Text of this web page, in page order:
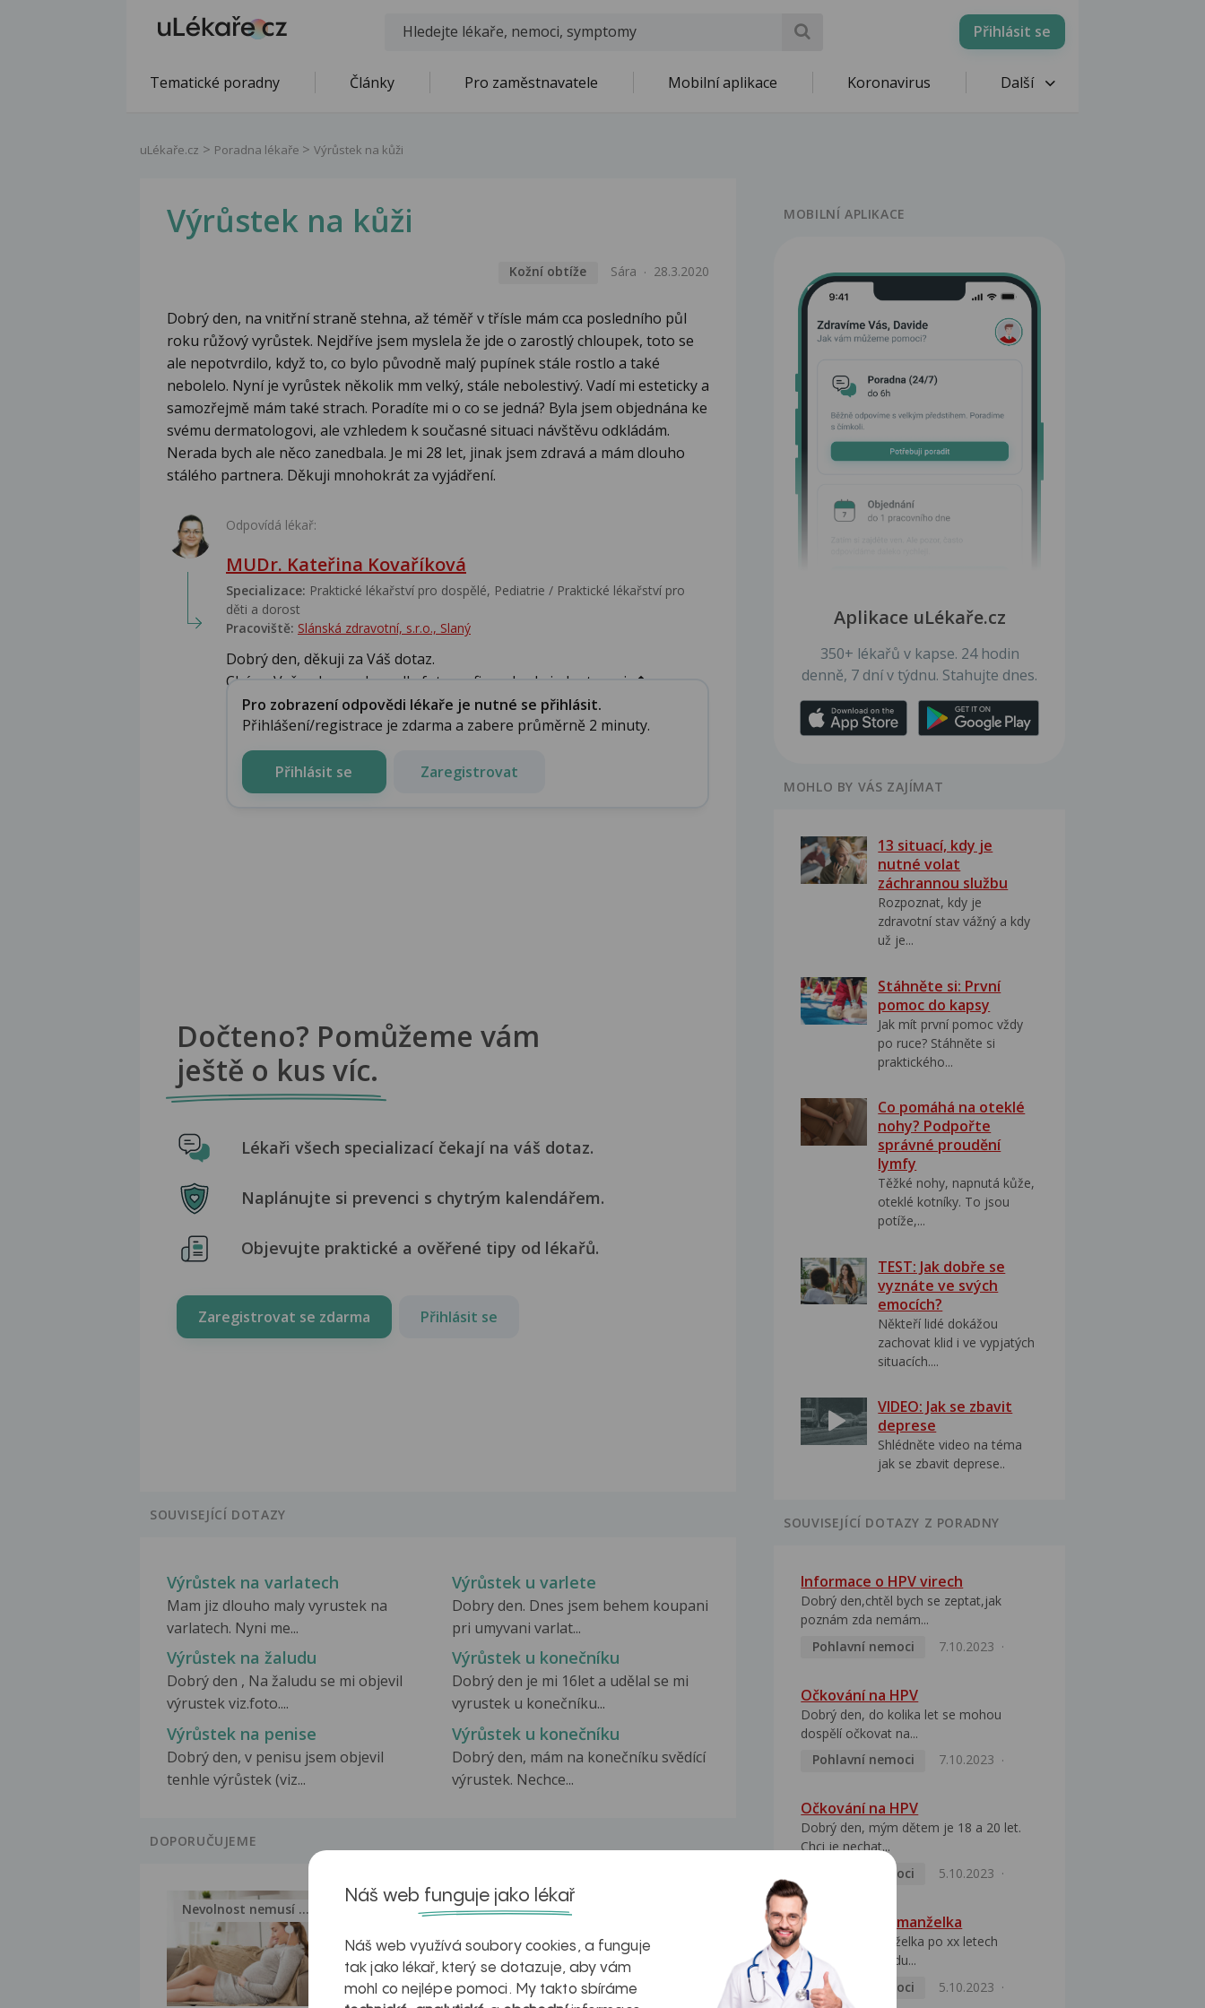
Přihlásit se
Tematické poradny Články Pro zaměstnavatele Mobilní aplikace Koronavirus Další
uLékaře.cz Poradna lékaře Výrůstek na kůži
Výrůstek na kůži
Kožní obtíže Sára 28.3.2020
Dobrý den, na vnitřní straně stehna, až téměř v třísle mám cca posledního půl
roku růžový vyrůstek. Nejdříve jsem myslela že jde o zarostlý chloupek, toto se
ale nepotvrdilo, když to, co bylo původně malý pupínek stále rostlo a také
nebolelo. Nyní je vyrůstek několik mm velký, stále nebolestivý. Vadí mi esteticky a
samozřejmě mám také strach. Poradíte mi o co se jedná? Byla jsem objednána ke
svému dermatologovi, ale vzhledem k současné situaci návštěvu odkládám.
Nerada bych ale něco zanedbala. Je mi 28 let, jinak jsem zdravá a mám dlouho
stálého partnera. Děkuji mnohokrát za vyjádření.
Odpovídá lékař:
MUDr. Kateřina Kovaříková
Specializace: Praktické lékařství pro dospělé, Pediatrie / Praktické lékařství pro
děti a dorost
Pracoviště: Slánská zdravotní, s.r.o., Slaný
Dobrý den, děkuji za Váš dotaz.
Chápu Vaše obavy, ale podle fotografie se bude jednat s nejv�...
Pro zobrazení odpovědi lékaře je nutné se přihlásit.
Přihlášení/registrace je zdarma a zabere průměrně 2 minuty.
Přihlásit se Zaregistrovat
Dočteno? Pomůžeme vám
ještě o kus víc.
Lékaři všech specializací čekají na váš dotaz.
Naplánujte si prevenci s chytrým kalendářem.
Objevujte praktické a ověřené tipy od lékařů.
Zaregistrovat se zdarma Přihlásit se
SOUVISEJÍCÍ DOTAZY
Výrůstek na varlatech
Mam jiz dlouho maly vyrustek na
varlatech. Nyni me...
Výrůstek u varlete
Dobry den. Dnes jsem behem koupani
pri umyvani varlat...
Výrůstek na žaludu
Dobrý den , Na žaludu se mi objevil
výrustek viz.foto....
Výrůstek u konečníku
Dobrý den je mi 16let a udělal se mi
vyrustek u konečníku...
Výrůstek na penise
Dobrý den, v penisu jsem objevil
tenhle výrůstek (viz...
Výrůstek u konečníku
Dobrý den, mám na konečníku svědící
výrustek. Nechce...
DOPORUČUJEME
Nevolnost nemusí být nutnou... Jak na zdravá játra?
MOBILNÍ APLIKACE
Aplikace uLékaře.cz
350+ lékařů v kapse. 24 hodin
denně, 7 dní v týdnu. Stahujte dnes.
MOHLO BY VÁS ZAJÍMAT
13 situací, kdy je
nutné volat
záchrannou službu
Rozpoznat, kdy je
zdravotní stav vážný a kdy
už je...
Stáhněte si: První
pomoc do kapsy
Jak mít první pomoc vždy
po ruce? Stáhněte si
praktického...
Co pomáhá na oteklé
nohy? Podpořte
správné proudění
lymfy
Těžké nohy, napnutá kůže,
oteklé kotníky. To jsou
potíže,...
TEST: Jak dobře se
vyznáte ve svých
emocích?
Někteří lidé dokážou
zachovat klid i ve vypjatých
situacích....
VIDEO: Jak se zbavit
deprese
Shlédněte video na téma
jak se zbavit deprese..
SOUVISEJÍCÍ DOTAZY Z PORADNY
Informace o HPV virech
Dobrý den,chtěl bych se zeptat,jak
poznám zda nemám...
Pohlavní nemoci
7.10.2023
Očkování na HPV
Dobrý den, do kolika let se mohou
dospělí očkovat na...
Pohlavní nemoci
7.10.2023
Očkování na HPV
Dobrý den, mým dětem je 18 a 20 let.
Chci je nechat...
Pohlavní nemoci
5.10.2023
HPV pozitivní manželka
Dobrý den, manželka po xx letech
přivezla z Východu...
Pohlavní nemoci
5.10.2023
Náš web funguje jako lékař
Náš web využívá soubory cookies, a funguje
tak jako lékař, který se dotazuje, aby vám
mohl co nejlépe pomoci. My takto sbíráme